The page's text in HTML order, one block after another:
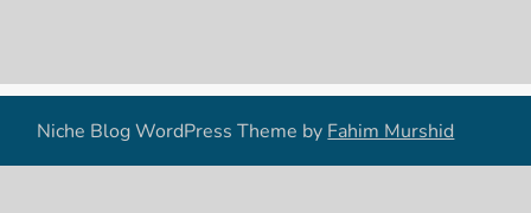
Niche Blog WordPress Theme byFahim Murshid